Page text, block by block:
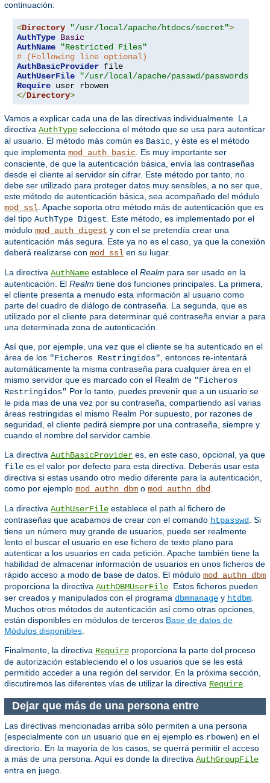
continuación:
<Directory "/usr/local/apache/htdocs/secret">
AuthType Basic
AuthName
"Restricted Files"
# (Following line optional)
AuthBasicProvider
AuthUserFile
"/usr/local/apache/passwd/passwords"
Require
</Directory>
Vamos a explicar cada una de las directivas individualmente. La
directiva AuthType selecciona el método que se usa para autenticar
al usuario. El método más común es Basic , y éste es el método
que implementa mod_auth_basic . Es muy importante ser
consciente, de que la autenticación básica, envía las contraseñas
desde el cliente al servidor sin cifrar. Este método por tanto, no
debe ser utilizado para proteger datos muy sensibles, a no ser que,
este método de autenticación básica, sea acompañado del módulo
mod_ssl . Apache soporta otro método más de autenticación que es
del tipo AuthType Digest . Este método, es implementado por el
módulo mod_auth_digest y con el se pretendía crear una
autenticación más segura. Este ya no es el caso, ya que la conexión
deberá realizarse con mod_ssl en su lugar.
La directiva AuthName establece el Realm para ser usado en la
autenticación. El Realm tiene dos funciones principales. La primera,
el cliente presenta a menudo esta información al usuario como
parte del cuadro de diálogo de contraseña. La segunda, que es
utilizado por el cliente para determinar qué contraseña enviar a para
una determinada zona de autenticación.
Así que, por ejemple, una vez que el cliente se ha autenticado en el
área de los "Ficheros Restringidos" , entonces re-intentará
automáticamente la misma contraseña para cualquier área en el
mismo servidor que es marcado con el Realm de "Ficheros
Restringidos" Por lo tanto, puedes prevenir que a un usuario se
le pida mas de una vez por su contraseña, compartiendo así varias
áreas restringidas el mismo Realm Por supuesto, por razones de
seguridad, el cliente pedirá siempre por una contraseña, siempre y
cuando el nombre del servidor cambie.
La directiva AuthBasicProvider es, en este caso, opcional, ya que
file es el valor por defecto para esta directiva. Deberás usar esta
directiva si estas usando otro medio diferente para la autenticación,
como por ejemplo mod_authn_dbm o mod_authn_dbd
La directiva AuthUserFile establece el path al fichero de
contraseñas que acabamos de crear con el comando htpasswd
. Si
tiene un número muy grande de usuarios, puede ser realmente
lento el buscar el usuario en ese fichero de texto plano para
autenticar a los usuarios en cada petición. Apache también tiene la
habilidad de almacenar información de usuarios en unos ficheros de
rápido acceso a modo de base de datos. El módulo mod_authn_dbm
proporciona la directiva AuthDBMUserFile . Estos ficheros pueden
ser creados y manipulados con el programa dbmmanage y htdbm
Muchos otros métodos de autenticación así como otras opciones,
están disponibles en módulos de terceros Base de datos de
Módulos disponibles
Finalmente, la directiva Require proporciona la parte del proceso
de autorización estableciendo el o los usuarios que se les está
permitido acceder a una región del servidor. En la próxima sección,
discutiremos las diferentes vías de utilizar la directiva Require
Dejar que más de una persona entre
Las directivas mencionadas arriba sólo permiten a una persona
(especialmente con un usuario que en ej ejemplo es rbowen) en el
directorio. En la mayoría de los casos, se querrá permitir el acceso
a más de una persona. Aquí es donde la directiva AuthGroupFile
entra en juego.